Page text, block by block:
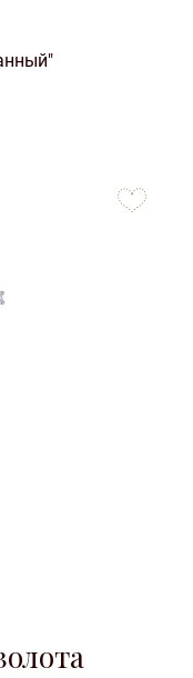
favorites